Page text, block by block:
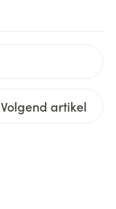
Volgend artikel